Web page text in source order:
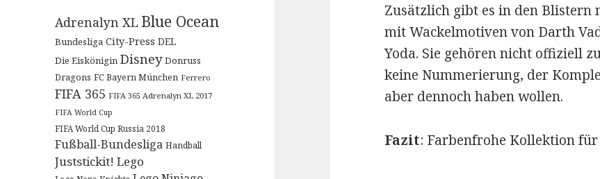
Adrenalyn XL Blue Ocean
Bundesliga City-Press DEL
Die Eiskönigin Disney Donruss
Dragons FC Bayern München Ferrero
FIFA 365 FIFA 365 Adrenalyn XL 2017
FIFA World Cup
FIFA World Cup Russia 2018
Fußball-Bundesliga Handball
Juststickit! Lego
Zusätzlich gibt es in den Blistern
mit Wackelmotiven von Darth
Yoda. Sie gehören nicht offiziell
keine Nummerierung, der
aber dennoch haben wollen.
Fazit: Farbenfrohe Kollektion